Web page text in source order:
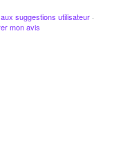
suggestions utilisateur ·
mon avis